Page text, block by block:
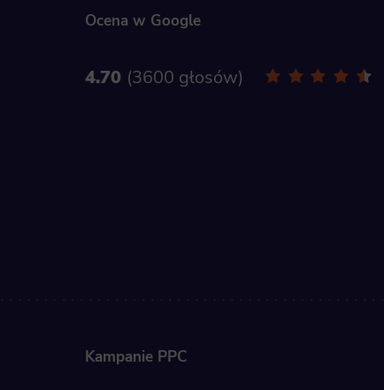
Ocena w Google
4.70 3600 głosów
Kampanie PPC